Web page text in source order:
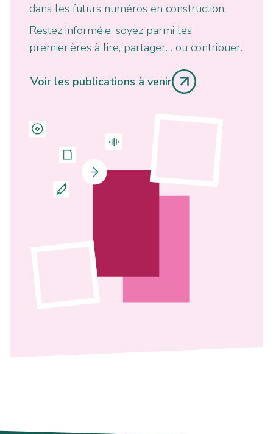
dans les futurs numéros en construction.
Restez informé·e, soyez parmi les
premier·ères à lire, partager… ou contribuer.
Voir les publications à venir